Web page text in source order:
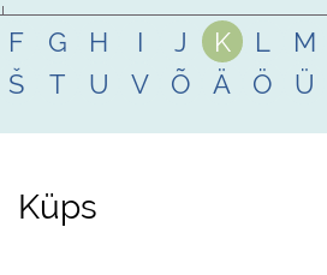
F G H I J K L
M
Š T U V Õ Ä Ö Ü
Küps